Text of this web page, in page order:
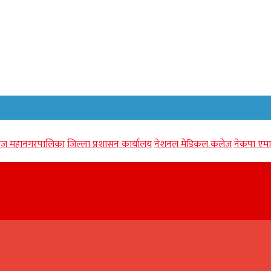
महानगरपालिकाजिल्ला प्रशासन कार्यालयनेशनल मेडिकल कलेजनेकपा